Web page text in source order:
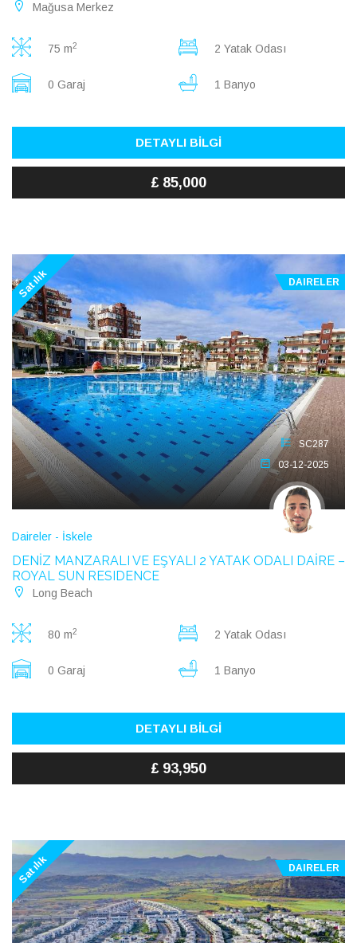
Mağusa Merkez
75 m2 2 Yatak Odası
0 Garaj 1 Banyo
DETAYLI BİLGİ
£ 85,000
Satılık DAIRELER
SC287
03-12-2025
Daireler - İskele
DENİZ MANZARALI VE EŞYALI 2 YATAK ODALI DAİRE –
ROYAL SUN RESIDENCE
Long Beach
80 m2 2 Yatak Odası
0 Garaj 1 Banyo
DETAYLI BİLGİ
£ 93,950
Satılık DAIRELER